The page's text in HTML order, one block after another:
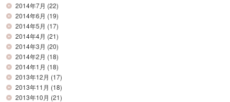
2014年7月 (22)
2014年6月 (19)
2014年5月 (17)
2014年4月 (21)
2014年3月 (20)
2014年2月 (18)
2014年1月 (18)
2013年12月 (17)
2013年11月 (18)
2013年10月 (21)